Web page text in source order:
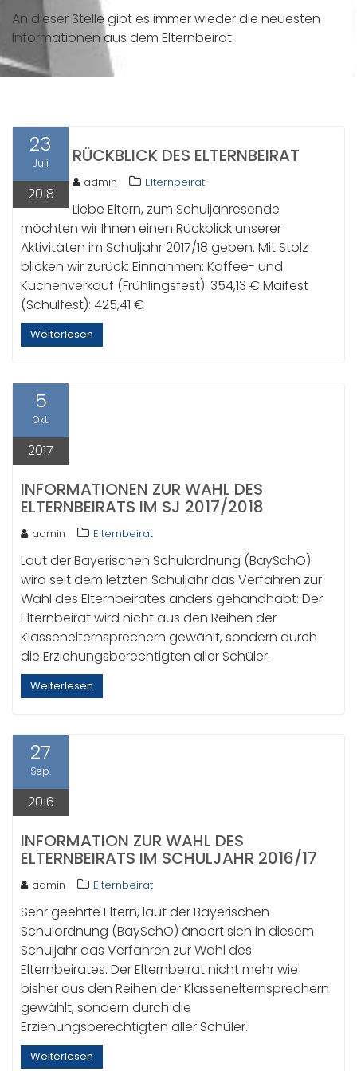
An dieser Stelle gibt es immer wieder die neuesten
Informationen aus dem Elternbeirat.
23
Juli
2018
RÜCKBLICK DES ELTERNBEIRAT
admin Elternbeirat
Liebe Eltern, zum Schuljahresende
möchten wir Ihnen einen Rückblick unserer
Aktivitäten im Schuljahr 2017/18 geben. Mit Stolz
blicken wir zurück: Einnahmen: Kaffee- und
Kuchenverkauf (Frühlingsfest): 354,13 € Maifest
(Schulfest): 425,41 €
Weiterlesen
5
Okt.
2017
INFORMATIONEN ZUR WAHL DES
ELTERNBEIRATS IM SJ 2017/2018
admin Elternbeirat
Laut der Bayerischen Schulordnung (BaySchO)
wird seit dem letzten Schuljahr das Verfahren zur
Wahl des Elternbeirates anders gehandhabt: Der
Elternbeirat wird nicht aus den Reihen der
Klassenelternsprechern gewählt, sondern durch
die Erziehungsberechtigten aller Schüler.
Weiterlesen
27
Sep.
2016
INFORMATION ZUR WAHL DES
ELTERNBEIRATS IM SCHULJAHR 2016/17
admin Elternbeirat
Sehr geehrte Eltern, laut der Bayerischen
Schulordnung (BaySchO) ändert sich in diesem
Schuljahr das Verfahren zur Wahl des
Elternbeirates. Der Elternbeirat nicht mehr wie
bisher aus den Reihen der Klassenelternsprechern
gewählt, sondern durch die
Erziehungsberechtigten aller Schüler.
Weiterlesen